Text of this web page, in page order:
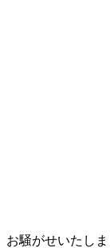
お騒がせいたしま